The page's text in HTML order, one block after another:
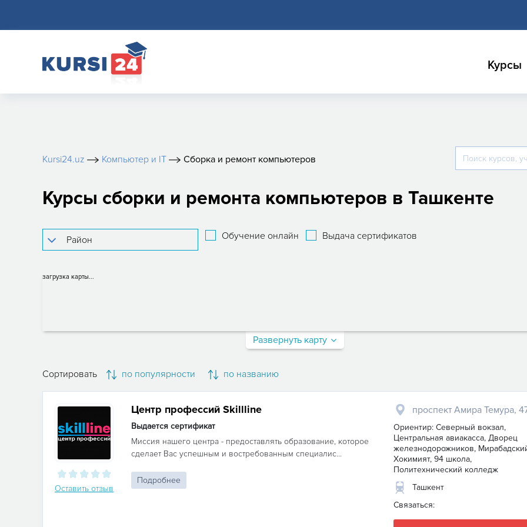
Курсы
Kursi24.uz Компьютер и IT Сборка и ремонт компьютеров
Курсы сборки и ремонта компьютеров в Ташкенте
Обучение онлайн Выдача сертификатов
загрузка карты...
Развернуть карту
Сортировать по популярности по названию
Оставить отзыв
Центр профессий Skillline
Выдается сертификат
Миссия нашего центра - предоставлять образование, которое
сделает Вас успешным и востребованным специалис...
Подробнее
проспект Амира Темура,
Ориентир: Северный вокзал,
Центральная авиакасса, Дворец
железнодорожников,
Хокимият, 94 школа,
Политехнический колледж
Ташкент
Связаться: